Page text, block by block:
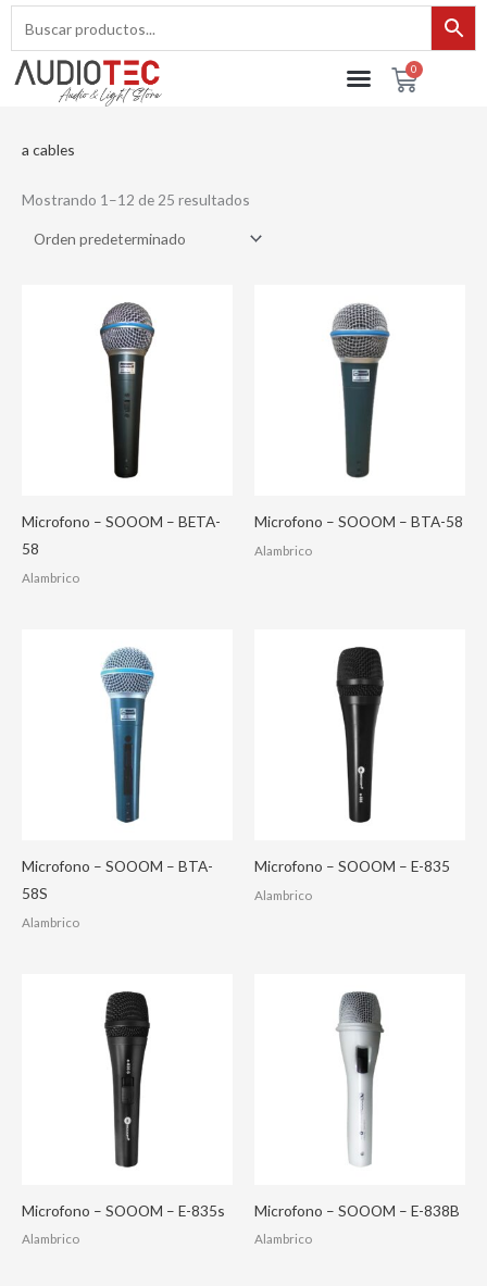
contenido
0Cart
a cables
Mostrando 1–12 de 25 resultados
Microfono – SOOOM – BETA-
58
Alambrico
Microfono – SOOOM – BTA-58
Alambrico
Microfono – SOOOM – BTA-
58S
Alambrico
Microfono – SOOOM – E-835
Alambrico
Microfono – SOOOM – E-835s
Alambrico
Microfono – SOOOM – E-838B
Alambrico